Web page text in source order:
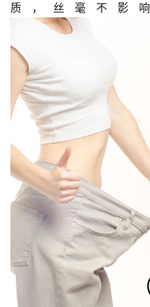
佛
人
物
寺
礼
视
频
录
佛
质，丝毫不影